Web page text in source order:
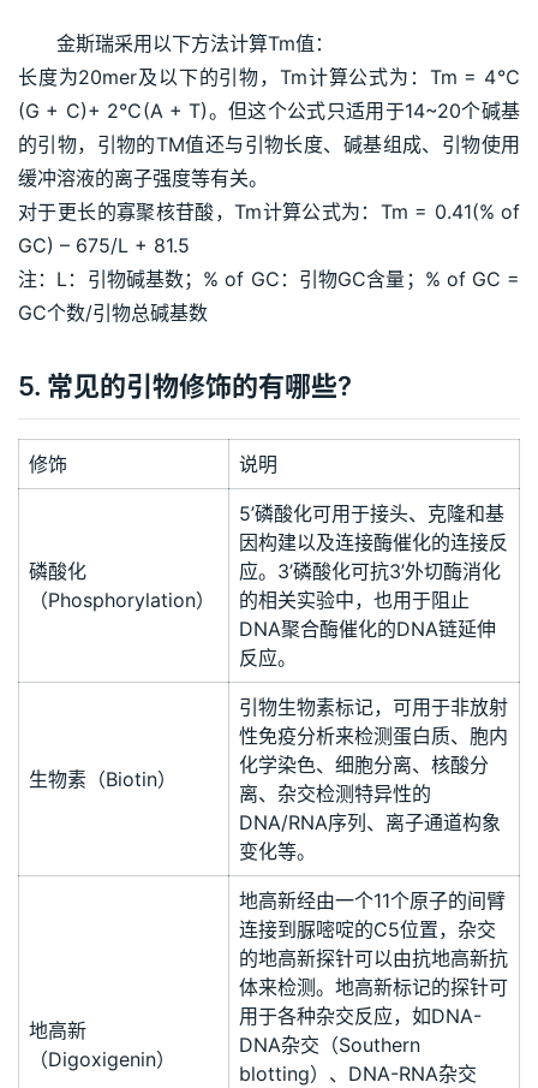
金斯瑞采用以下方法计算Tm值：
长度为20mer及以下的引物，Tm计算公式为：Tm = 4℃
(G + C)+ 2℃(A + T)。但这个公式只适用于14~20个碱基
的引物，引物的TM值还与引物长度、碱基组成、引物使用
缓冲溶液的离子强度等有关。
对于更长的寡聚核苷酸，Tm计算公式为：Tm = 0.41(% of
GC) – 675/L + 81.5
注：L：引物碱基数；% of GC：引物GC含量；% of GC =
GC个数/引物总碱基数
5. 常见的引物修饰的有哪些?
修饰 说明
磷酸化
（Phosphorylation）
5’磷酸化可用于接头、克隆和基
因构建以及连接酶催化的连接反
应。3’磷酸化可抗3’外切酶消化
的相关实验中，也用于阻止
DNA聚合酶催化的DNA链延伸
反应。
生物素（Biotin）
引物生物素标记，可用于非放射
性免疫分析来检测蛋白质、胞内
化学染色、细胞分离、核酸分
离、杂交检测特异性的
DNA/RNA序列、离子通道构象
变化等。
地高新
（Digoxigenin）
地高新经由一个11个原子的间臂
连接到脲嘧啶的C5位置，杂交
的地高新探针可以由抗地高新抗
体来检测。地高新标记的探针可
用于各种杂交反应，如DNA-
DNA杂交（Southern
blotting）、DNA-RNA杂交